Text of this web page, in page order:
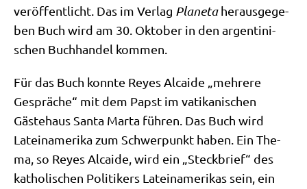
ver­öf­fent­licht. Das im Ver­lag Pla­ne­taher­aus­ge­ge­
ben Buch wird am 30. Okto­ber in den argen­ti­ni­
schen Buch­han­del kommen.
Für das Buch konn­te Rey­es Alcai­de „meh­re­re
Gesprä­che“ mit dem Papst im vati­ka­ni­schen
Gäste­haus San­ta Mar­ta füh­ren. Das Buch wird
Latein­ame­ri­ka zum Schwer­punkt haben. Ein The­
ma, so Rey­es Alcai­de, wird ein „Steck­brief“ des
katho­li­schen Poli­ti­kers Latein­ame­ri­kas sein, ein